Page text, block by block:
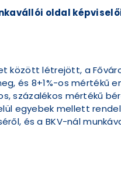
oldal
között létrejött, a
és 8+1%-os mértékű
százalékos mértékű
egyebek mellett
és a BKV-nál